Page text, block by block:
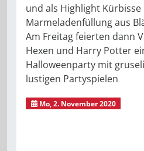
und als Highlight
Marmeladenfüllung aus
Am Freitag feierten dann
Hexen und Harry Potter
Halloweenparty mit
lustigen Partyspielen
Mo, 2. November 2020